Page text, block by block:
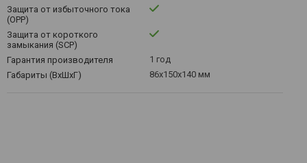
Защита от избыточного тока
(OPP)
Защита от короткого
замыкания (SCP)
Гарантия производителя
1 год
Габариты (ВхШхГ)
86x150x140 мм